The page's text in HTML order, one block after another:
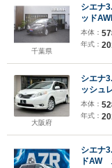
千葉県
シエナ
ッド
ター電
ヒータ
イン9
本体：
年式：
大阪府
シエナ
ッシュ
ア パワ
メモリ
本体：
年式：
シエナ
ドAW